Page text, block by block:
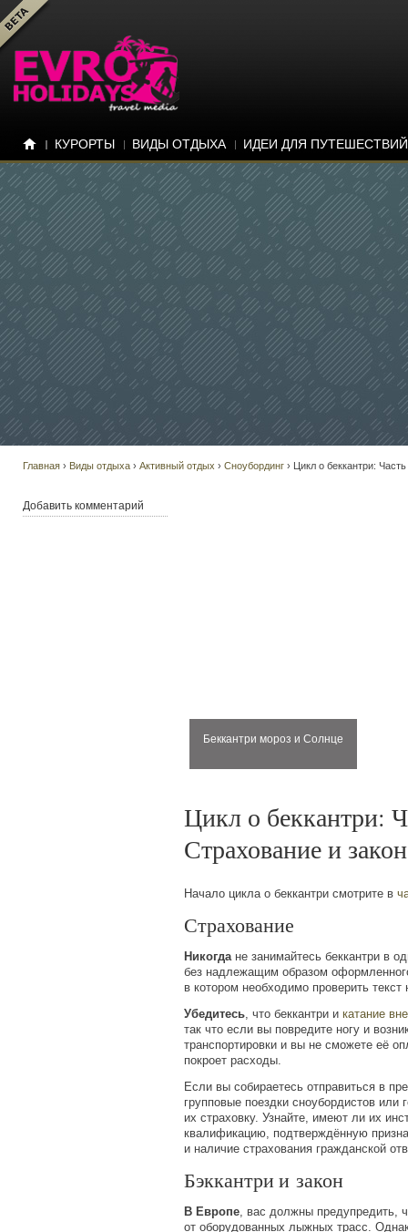
КУРОРТЫ ВИДЫ ОТДЫХА ИДЕИ ДЛЯ ПУТЕШЕСТВИЙ
Главная › Виды отдыха › Активный отдых › Сноубординг › Цикл о беккантри:
Беккантри мороз и Солнце
Цикл о беккантри:
Страхование и
Начало цикла о беккантри смотрите в
Страхование
Никогдане занимайтесь беккантри в
без надлежащим образом
в котором необходимо проверить
Убедитесь, что беккантри и катание
так что если вы повредите ногу и
транспортировки и вы не сможете её
покроет расходы.
Если вы собираетесь отправиться в
групповые поездки сноубордистов или
их страховку. Узнайте, имеют ли их
квалификацию, подтверждённую
и наличие страхования гражданской
Бэккантри и закон
В Европе, вас должны предупредить,
от оборудованных лыжных трасс.
Добавить комментарий